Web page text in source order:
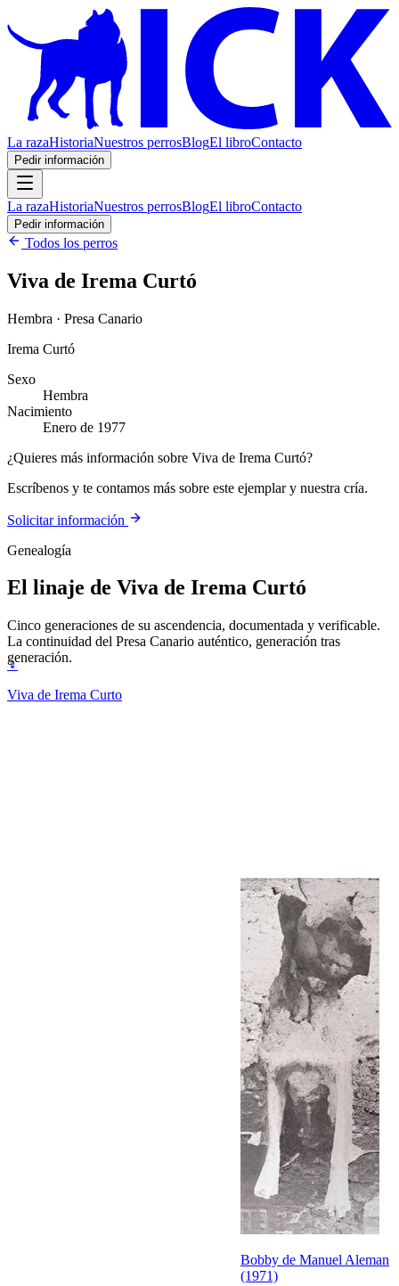
La razaHistoriaNuestros perrosBlogEl libroContacto
Pedir información
La razaHistoriaNuestros perrosBlogEl libroContacto
Pedir información
Todos los perros
Viva de Irema Curtó
Hembra · Presa Canario
Irema Curtó
Sexo
Hembra
Nacimiento
Enero de 1977
¿Quieres más información sobre Viva de Irema Curtó?
Escríbenos y te contamos más sobre este ejemplar y nuestra cría.
Solicitar información
Genealogía
El linaje de Viva de Irema Curtó
Cinco generaciones de su ascendencia, documentada y verificable.
La continuidad del Presa Canario auténtico, generación tras
generación.
♀
Viva de Irema Curto
Bobby de Manuel Aleman
(1971)